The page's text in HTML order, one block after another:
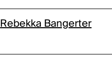
Rebekka Bangerter